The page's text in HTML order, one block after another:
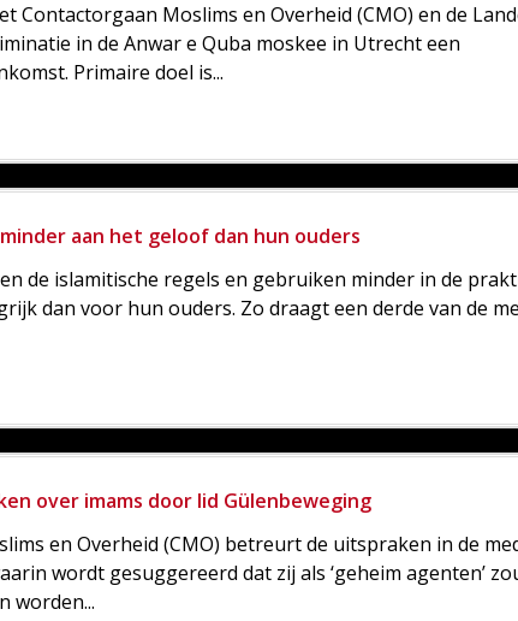
Contactorgaan Moslims en Overheid (CMO) en de
in de Anwar e Quba moskee in Utrecht een
Primaire doel is...
aan het geloof dan hun ouders
de islamitische regels en gebruiken minder in de
dan voor hun ouders. Zo draagt een derde van de
over imams door lid Gülenbeweging
en Overheid (CMO) betreurt de uitspraken in de
wordt gesuggereerd dat zij als ‘geheim agenten’
worden...